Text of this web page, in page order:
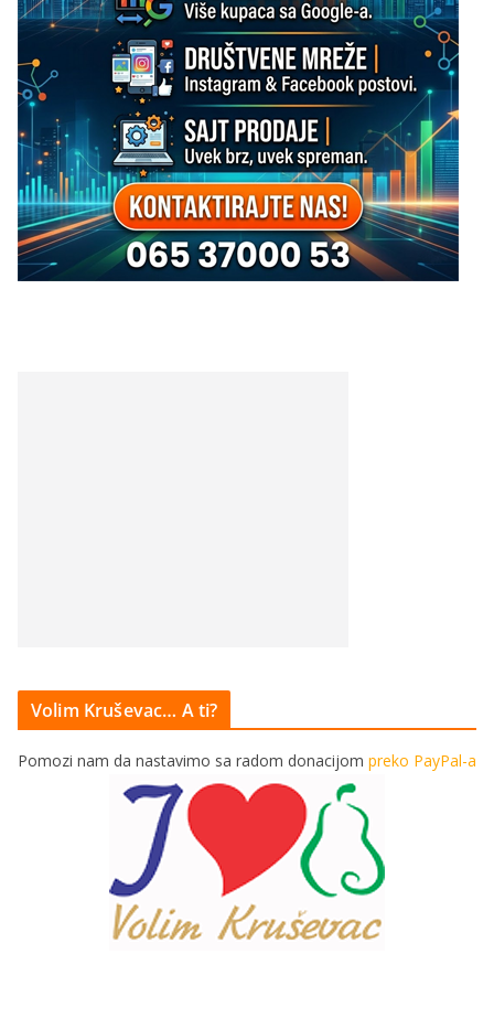
Volim Kruševac… A ti?
Pomozi nam da nastavimo sa radom donacijom preko PayPal-a